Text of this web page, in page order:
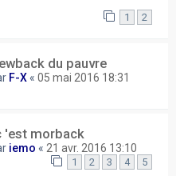
1 2
du pauvre
F-X « 05 mai 2016 18:31
'est morback
iemo « 21 avr. 2016 13:10
1 2 3 4 5